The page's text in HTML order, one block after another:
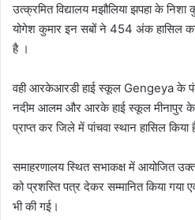
उत्क्रमित विद्यालय मझौलिया झपहा के निशा
योगेश कुमार इन सबों ने 454 अंक हासिल
है ।
वही आरकेआरडी हाई स्कूल Gengeya के
नदीम आलम और आरके हाई स्कूल मीनापुर
प्राप्त कर जिले में पांचवा स्थान हासिल किया
समाहरणालय स्थित सभाकक्ष में आयोजित उक्त
को प्रशस्ति पत्र देकर सम्मानित किया
भी की गई।